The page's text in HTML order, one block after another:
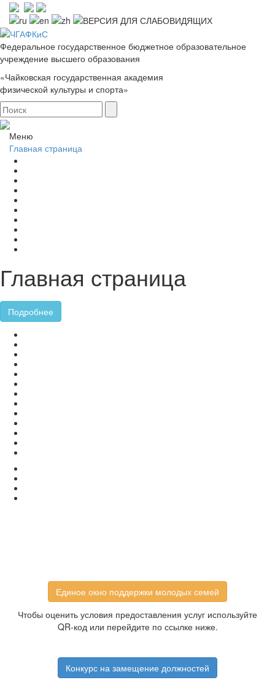
Федеральное государственное бюджетное образовательное
учреждение высшего образования
«Чайковская государственная академия
физической культуры и спорта»
Меню
Главная страница
Главная страница
Подробнее
Единое окно поддержки молодых семей
Чтобы оценить условия предоставления услуг используйте
QR-код или перейдите по ссылке ниже.
Конкурс на замещение должностей